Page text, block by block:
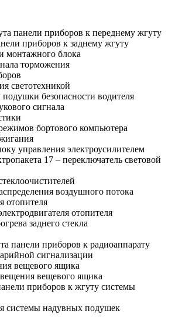
панели приборов к переднему жгуту
приборов к заднему жгуту
монтажного блока
торможения
светотехникой
безопасности водителя
сигнала
бортового компьютера
управления электроусилителем
17 – переключатель световой
воздушного потока
отопителя
отопителя
заднего стекла
панели приборов к радиоаппарату
сигнализации
вещевого ящика
вещевого ящика
приборов к жгуту системы
системы надувных подушек